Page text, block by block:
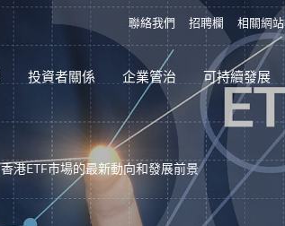
聯絡我們 招聘欄 相關網站
投資者關係 企業管治 可持續發展
香港ETF市場的最新動向和發展前景